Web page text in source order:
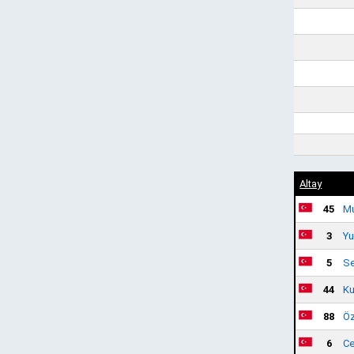
Altay
45
3
5
44
88
6